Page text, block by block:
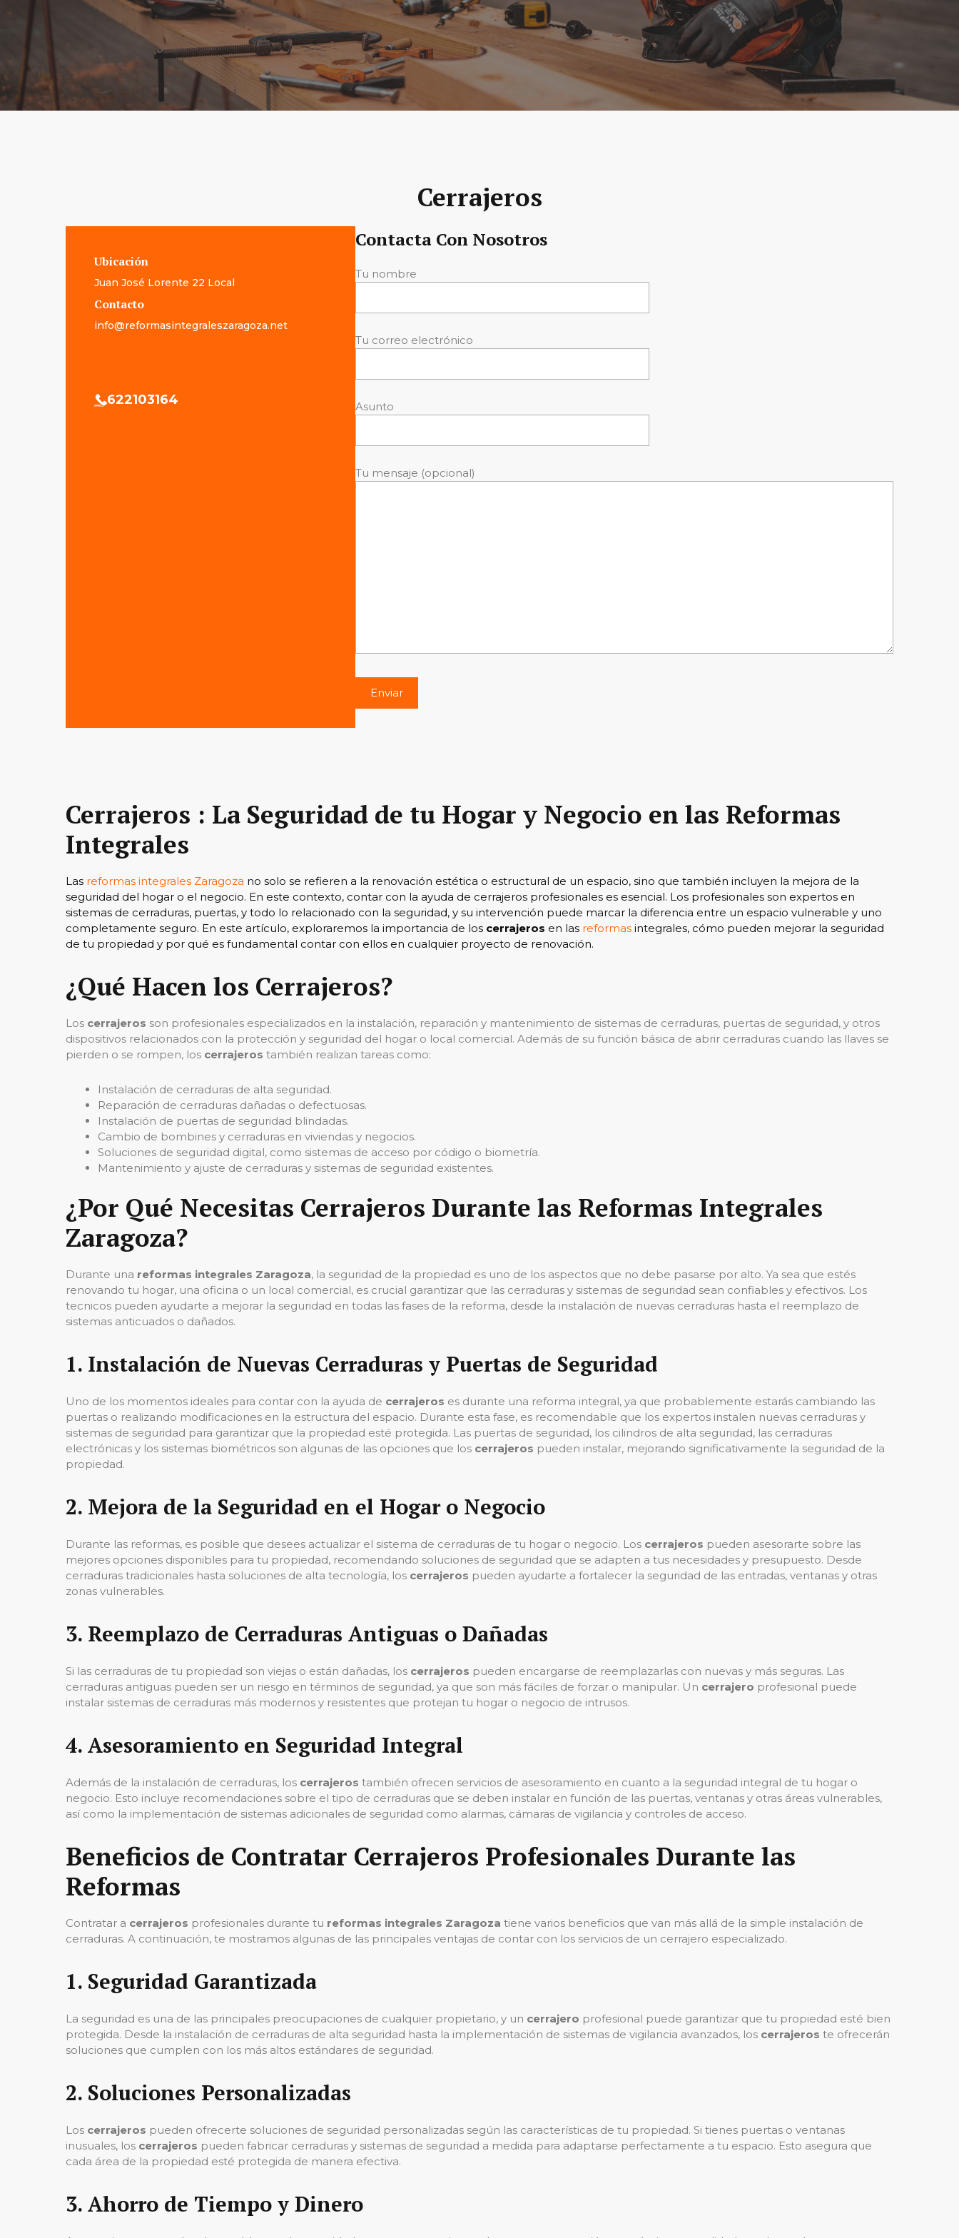
Cerrajeros
Ubicación
Juan José Lorente 22 Local
Contacto
info@reformasintegraleszaragoza.net
622103164
Contacta Con Nosotros
Tu nombre
Tu correo electrónico
Asunto
Tu mensaje (opcional)
Cerrajeros : La Seguridad de tu Hogar y Negocio en las Reformas
Integrales
Las reformas integrales Zaragoza no solo se refieren a la renovación estética o estructural de un espacio, sino que también incluyen la mejora de la
seguridad del hogar o el negocio. En este contexto, contar con la ayuda de cerrajeros profesionales es esencial. Los profesionales son expertos en
sistemas de cerraduras, puertas, y todo lo relacionado con la seguridad, y su intervención puede marcar la diferencia entre un espacio vulnerable y uno
completamente seguro. En este artículo, exploraremos la importancia de los cerrajeros en las reformas integrales, cómo pueden mejorar la seguridad
de tu propiedad y por qué es fundamental contar con ellos en cualquier proyecto de renovación.
¿Qué Hacen los Cerrajeros?
Los cerrajeros son profesionales especializados en la instalación, reparación y mantenimiento de sistemas de cerraduras, puertas de seguridad, y otros
dispositivos relacionados con la protección y seguridad del hogar o local comercial. Además de su función básica de abrir cerraduras cuando las llaves se
pierden o se rompen, los cerrajeros también realizan tareas como:
Instalación de cerraduras de alta seguridad.
Reparación de cerraduras dañadas o defectuosas.
Instalación de puertas de seguridad blindadas.
Cambio de bombines y cerraduras en viviendas y negocios.
Soluciones de seguridad digital, como sistemas de acceso por código o biometría.
Mantenimiento y ajuste de cerraduras y sistemas de seguridad existentes.
¿Por Qué Necesitas Cerrajeros Durante las Reformas Integrales
Zaragoza?
Durante una reformas integrales Zaragoza, la seguridad de la propiedad es uno de los aspectos que no debe pasarse por alto. Ya sea que estés
renovando tu hogar, una oficina o un local comercial, es crucial garantizar que las cerraduras y sistemas de seguridad sean confiables y efectivos. Los
tecnicos pueden ayudarte a mejorar la seguridad en todas las fases de la reforma, desde la instalación de nuevas cerraduras hasta el reemplazo de
sistemas anticuados o dañados.
1. Instalación de Nuevas Cerraduras y Puertas de Seguridad
Uno de los momentos ideales para contar con la ayuda de cerrajeros es durante una reforma integral, ya que probablemente estarás cambiando las
puertas o realizando modificaciones en la estructura del espacio. Durante esta fase, es recomendable que los expertos instalen nuevas cerraduras y
sistemas de seguridad para garantizar que la propiedad esté protegida. Las puertas de seguridad, los cilindros de alta seguridad, las cerraduras
electrónicas y los sistemas biométricos son algunas de las opciones que los cerrajeros pueden instalar, mejorando significativamente la seguridad de la
propiedad.
2. Mejora de la Seguridad en el Hogar o Negocio
Durante las reformas, es posible que desees actualizar el sistema de cerraduras de tu hogar o negocio. Los cerrajeros pueden asesorarte sobre las
mejores opciones disponibles para tu propiedad, recomendando soluciones de seguridad que se adapten a tus necesidades y presupuesto. Desde
cerraduras tradicionales hasta soluciones de alta tecnología, los cerrajeros pueden ayudarte a fortalecer la seguridad de las entradas, ventanas y otras
zonas vulnerables.
3. Reemplazo de Cerraduras Antiguas o Dañadas
Si las cerraduras de tu propiedad son viejas o están dañadas, los cerrajeros pueden encargarse de reemplazarlas con nuevas y más seguras. Las
cerraduras antiguas pueden ser un riesgo en términos de seguridad, ya que son más fáciles de forzar o manipular. Un cerrajero profesional puede
instalar sistemas de cerraduras más modernos y resistentes que protejan tu hogar o negocio de intrusos.
4. Asesoramiento en Seguridad Integral
Además de la instalación de cerraduras, los cerrajeros también ofrecen servicios de asesoramiento en cuanto a la seguridad integral de tu hogar o
negocio. Esto incluye recomendaciones sobre el tipo de cerraduras que se deben instalar en función de las puertas, ventanas y otras áreas vulnerables,
así como la implementación de sistemas adicionales de seguridad como alarmas, cámaras de vigilancia y controles de acceso.
Beneficios de Contratar Cerrajeros Profesionales Durante las
Reformas
Contratar a cerrajeros profesionales durante tu reformas integrales Zaragoza tiene varios beneficios que van más allá de la simple instalación de
cerraduras. A continuación, te mostramos algunas de las principales ventajas de contar con los servicios de un cerrajero especializado.
1. Seguridad Garantizada
La seguridad es una de las principales preocupaciones de cualquier propietario, y un cerrajero profesional puede garantizar que tu propiedad esté bien
protegida. Desde la instalación de cerraduras de alta seguridad hasta la implementación de sistemas de vigilancia avanzados, los cerrajeros te ofrecerán
soluciones que cumplen con los más altos estándares de seguridad.
2. Soluciones Personalizadas
Los cerrajeros pueden ofrecerte soluciones de seguridad personalizadas según las características de tu propiedad. Si tienes puertas o ventanas
inusuales, los cerrajeros pueden fabricar cerraduras y sistemas de seguridad a medida para adaptarse perfectamente a tu espacio. Esto asegura que
cada área de la propiedad esté protegida de manera efectiva.
3. Ahorro de Tiempo y Dinero